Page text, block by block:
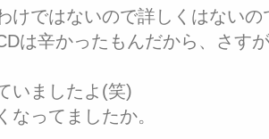
けではないので詳しくはない
は辛かったもんだから、さす
いましたよ(笑)
なってましたか。